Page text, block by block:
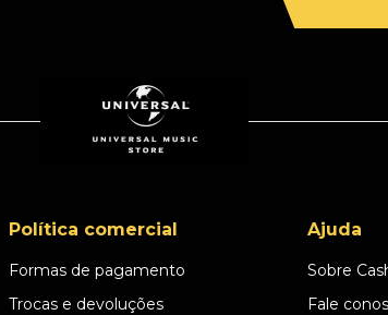
Política comercial
Formas de pagamento
Trocas e devoluções
Ajuda
Sobre
Fale